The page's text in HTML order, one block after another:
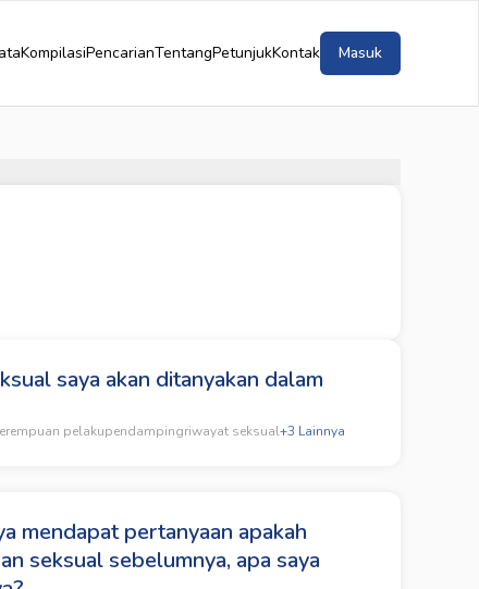
KompilasiPencarianTentangPetunjukKontak Masuk
saya akan ditanyakan dalam
pelakupendampingriwayat seksual+3 Lainnya
mendapat pertanyaan apakah
seksual sebelumnya, apa saya